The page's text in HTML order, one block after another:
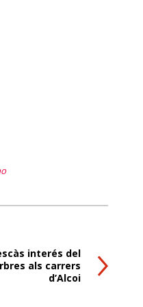
interés del
als carrers
d’Alcoi